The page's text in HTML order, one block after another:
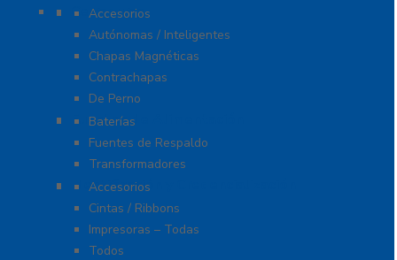
Cerraduras
Accesorios
Autónomas / Inteligentes
Chapas Magnéticas
Contrachapas
De Perno
Fuentes de Alimentación
Baterías
Fuentes de Respaldo
Transformadores
Identificación y Credencialización
Accesorios
Cintas / Ribbons
Impresoras – Todas
Todos